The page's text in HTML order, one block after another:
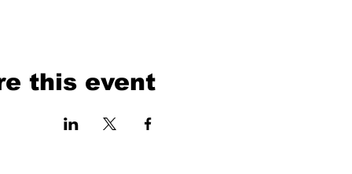
this event